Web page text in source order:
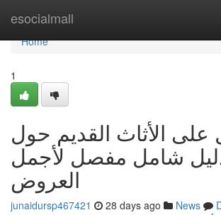
esocialmall
Home
Home
1
الأثاث القديم حول
شامل مفصل لأجمل
العروض
junaidursp467421 28 days ago News